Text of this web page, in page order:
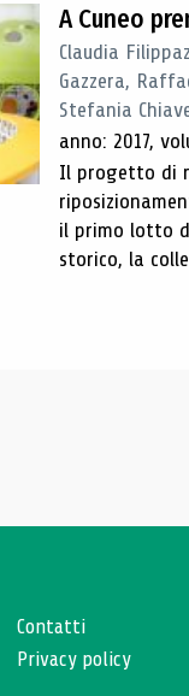
A Cuneo
Claudia
Gazzera,
Stefania
anno: 2017,
Il progetto di
il primo lotto
storico, la
Contatti
Privacy policy